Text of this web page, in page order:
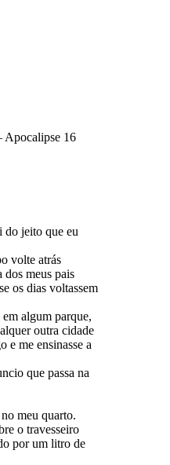
Apocalipse 16
do jeito que eu
volte atrás
meus pais
os dias voltassem
algum parque,
outra cidade
e me ensinasse a
que passa na
meu quarto.
o travesseiro
por um litro de